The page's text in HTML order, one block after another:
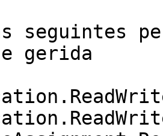
seguintes
gerida